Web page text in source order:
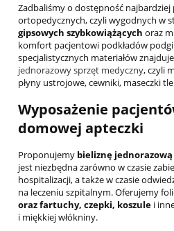
Zadbaliśmy o dostępność
ortopedycznych, czyli wygodnych w
gipsowych szybkowiążących oraz
komfort pacjentowi podkładów
specjalistycznych materiałów
jednorazowy sprzęt medyczny, czyli
płyny ustrojowe, cewniki, maseczki
Wyposażenie
domowej apteczki
Proponujemy bieliznę
jest niezbędna zarówno w czasie
hospitalizacji, a także w czasie
na leczeniu szpitalnym. Oferujemy
oraz fartuchy, czepki, koszule i
i miękkiej włókniny.